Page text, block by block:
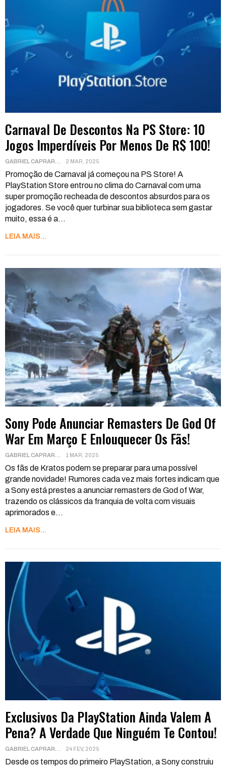
Carnaval De Descontos Na PS Store: 10
Jogos Imperdíveis Por Menos De R$ 100!
2 MAR, 2025
Promoção de Carnaval já começou na PS Store! A
PlayStation Store entrou no clima do Carnaval com uma
super promoção recheada de descontos absurdos para os
jogadores. Se você quer turbinar sua biblioteca sem gastar
muito, essa é a…
LEIA MAIS...
Sony Pode Anunciar Remasters De God Of
War Em Março E Enlouquecer Os Fãs!
1 MAR, 2025
Os fãs de Kratos podem se preparar para uma possível
grande novidade! Rumores cada vez mais fortes indicam que
a Sony está prestes a anunciar remasters de God of War,
trazendo os clássicos da franquia de volta com visuais
aprimorados e…
LEIA MAIS...
Exclusivos Da PlayStation Ainda Valem A
Pena? A Verdade Que Ninguém Te Contou!
24 FEV, 2025
Desde os tempos do primeiro PlayStation, a Sony construiu